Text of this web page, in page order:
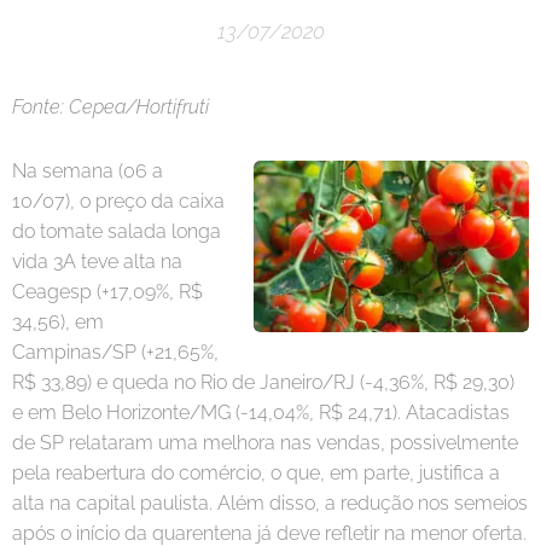
13/07/2020
Fonte: Cepea/Hortifruti
Na semana (06 a
10/07), o preço da caixa
do tomate salada longa
vida 3A teve alta na
Ceagesp (+17,09%, R$
34,56), em
Campinas/SP (+21,65%,
R$ 33,89) e queda no Rio de Janeiro/RJ (-4,36%, R$ 29,30)
e em Belo Horizonte/MG (-14,04%, R$ 24,71). Atacadistas
de SP relataram uma melhora nas vendas, possivelmente
pela reabertura do comércio, o que, em parte, justifica a
alta na capital paulista. Além disso, a redução nos semeios
após o início da quarentena já deve refletir na menor oferta.